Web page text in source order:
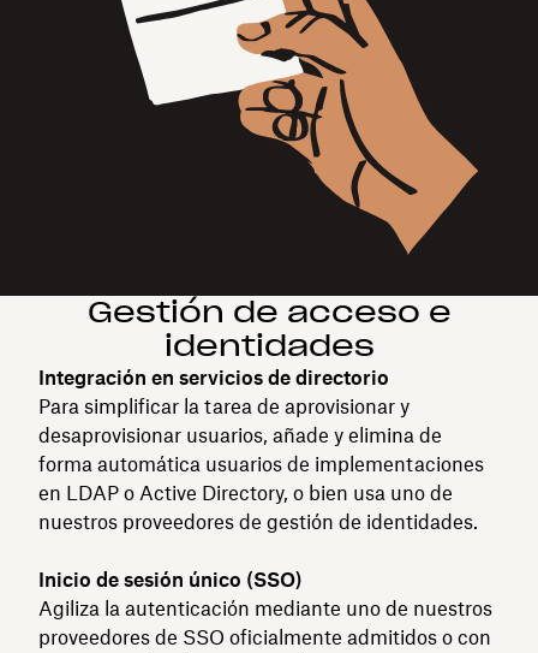
Gestión de acceso e
identidades
Integración en servicios de directorio
Para simplificar la tarea de aprovisionar y
desaprovisionar usuarios, añade y elimina de
forma automática usuarios de implementaciones
en LDAP o Active Directory, o bien usa uno de
nuestros proveedores de gestión de identidades.
Inicio de sesión único (SSO)
Agiliza la autenticación mediante uno de nuestros
proveedores de SSO oficialmente admitidos o con